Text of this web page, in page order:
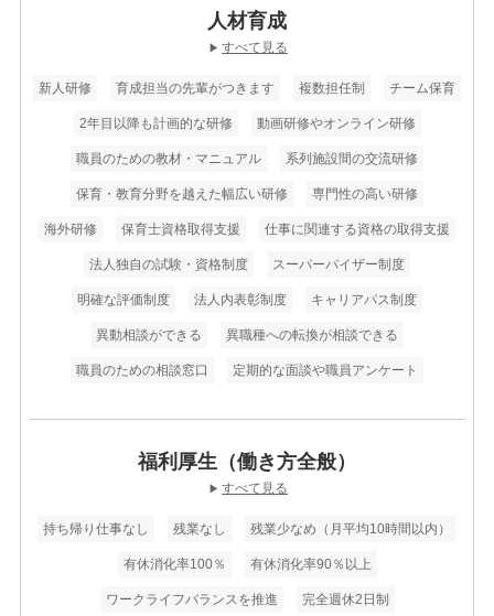
人材育成
▶ すべて見る
新人研修 育成担当の先輩がつきます 複数担任制 チーム保育
2年目以降も計画的な研修 動画研修やオンライン研修
職員のための教材・マニュアル 系列施設間の交流研修
保育・教育分野を越えた幅広い研修 専門性の高い研修
海外研修 保育士資格取得支援 仕事に関連する資格の取得支援
法人独自の試験・資格制度 スーパーバイザー制度
明確な評価制度 法人内表彰制度 キャリアパス制度
異動相談ができる 異職種への転換が相談できる
職員のための相談窓口 定期的な面談や職員アンケート
福利厚生（働き方全般）
▶ すべて見る
持ち帰り仕事なし 残業なし 残業少なめ（月平均10時間以内）
有休消化率100％ 有休消化率90％以上
ワークライフバランスを推進 完全週休2日制